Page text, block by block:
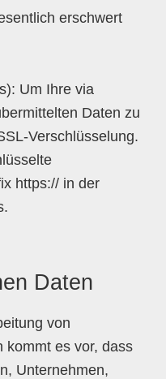
erschwert
Um Ihre via
Daten zu
Verschlüsselung.
https:// in der
Daten
von
kommt es vor, dass
Unternehmen,